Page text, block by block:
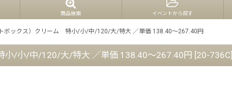
商品検索 イベントから探す
ボックス）クリーム 特小/小/中/120/大/特大 ／単価 138.40〜267.40円
小/小/中/120/大/特大 ／単価 138.40〜267.40円 [20-736C]